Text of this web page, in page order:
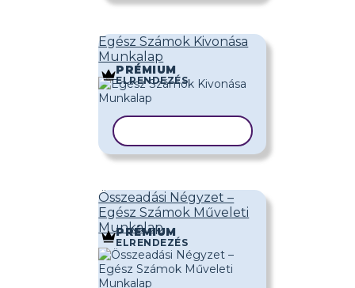
Egész Számok Kivonása
Munkalap
PRÉMIUM
ELRENDEZÉS
Összeadási Négyzet –
Egész Számok Műveleti
Munkalap
PRÉMIUM
ELRENDEZÉS